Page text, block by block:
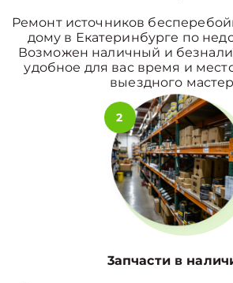
Ремонт источников
дому в Екатеринбурге по
Возможен наличный и
удобное для вас время и
выездного
2
3апчасти в